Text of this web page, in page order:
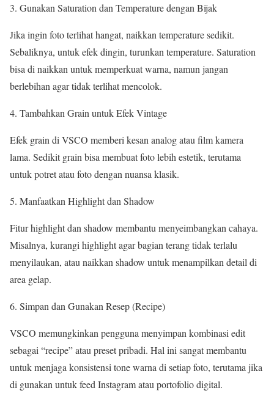
Gunakan Saturation dan Temperature dengan Bijak
Jika ingin foto terlihat hangat, naikkan temperature sedikit.
Sebaliknya, untuk efek dingin, turunkan temperature. Saturation
bisa di naikkan untuk memperkuat warna, namun jangan
berlebihan agar tidak terlihat mencolok.
Tambahkan Grain untuk Efek Vintage
Efek grain di VSCO memberi kesan analog atau film kamera
lama. Sedikit grain bisa membuat foto lebih estetik, terutama
untuk potret atau foto dengan nuansa klasik.
Manfaatkan Highlight dan Shadow
Fitur highlight dan shadow membantu menyeimbangkan cahaya.
Misalnya, kurangi highlight agar bagian terang tidak terlalu
menyilaukan, atau naikkan shadow untuk menampilkan detail di
area gelap.
Simpan dan Gunakan Resep (Recipe)
VSCO memungkinkan pengguna menyimpan kombinasi edit
sebagai “recipe” atau preset pribadi. Hal ini sangat membantu
untuk menjaga konsistensi tone warna di setiap foto, terutama jika
di gunakan untuk feed Instagram atau portofolio digital.